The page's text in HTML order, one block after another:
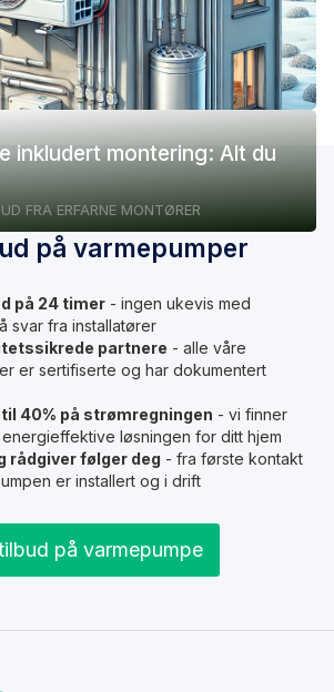
inkludert montering: Alt du
FRA ERFARNE MONTØRER
på varmepumper
på 24 timer - ingen ukevis med
svar fra installatører
partnere - alle våre
er sertifiserte og har dokumentert
40% på strømregningen - vi finner
løsningen for ditt hjem
rådgiver følger deg - fra første kontakt
er installert og i drift
på varmepumpe